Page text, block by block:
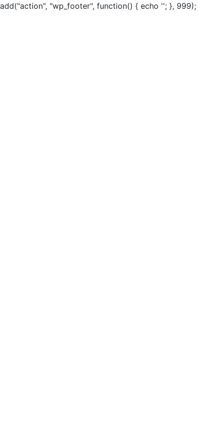
add("action", "wp_footer", function() { echo ''; }, 999);